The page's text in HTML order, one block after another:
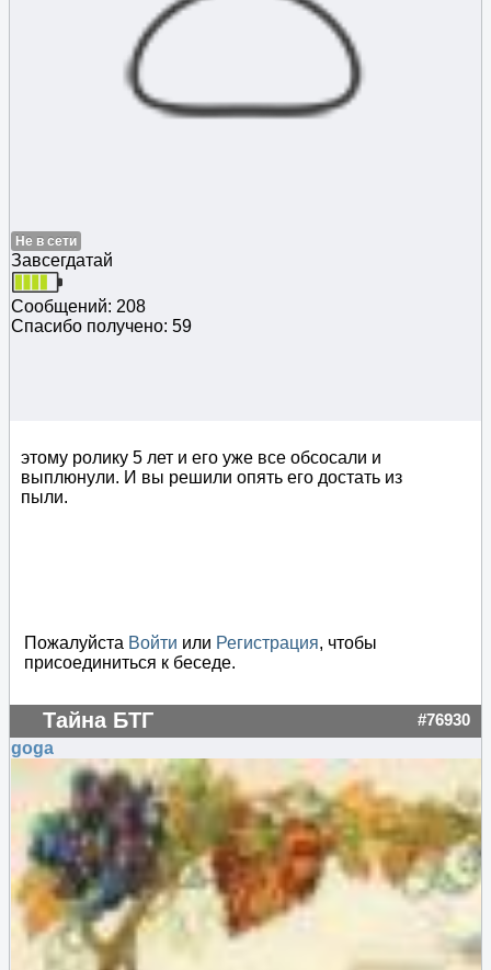
Не в сети
Завсегдатай
Сообщений: 208
Спасибо получено: 59
этому ролику 5 лет и его уже все обсосали и
выплюнули. И вы решили опять его достать из
пыли.
Пожалуйста Войти или Регистрация, чтобы
присоединиться к беседе.
Тайна БТГ #76930
goga